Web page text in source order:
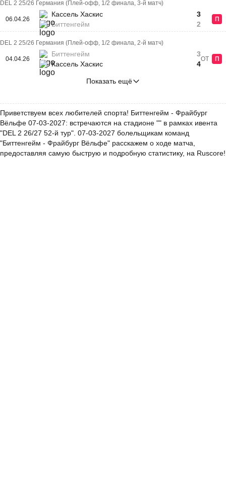
DEL 2 25/26 Германия (Плей-офф, 1/2 финала, 3-й матч)
06.04.26
Кассель Хаскис
Биттенгейм
3
2
П
DEL 2 25/26 Германия (Плей-офф, 1/2 финала, 2-й матч)
04.04.26
Биттенгейм
Кассель Хаскис
3
4
ОТ П
Показать ещё
Приветствуем всех любителей спорта! Биттенгейм - Фрайбург
Вёльфе 07-03-2027: встречаются на стадионе "" в рамках ивента
"DEL 2 26/27 52-й тур". 07-03-2027 болельщикам команд
"Биттенгейм - Фрайбург Вёльфе" расскажем о ходе матча,
предоставляя самую быструю и подробную статистику, на Ruscore!